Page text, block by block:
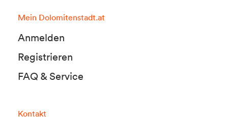
Mein Dolomitenstadt.at
Anmelden
Registrieren
FAQ & Service
Kontakt